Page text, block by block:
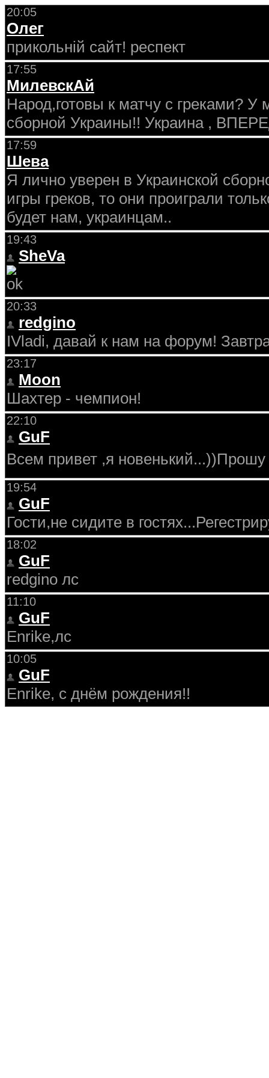
20:05
Олег
прикольній сайт! респект
17:55
МилевскАй
Народ,готовы к матчу с греками?
сборной Украины!! Украина ,
17:59
Шева
Я лично уверен в Украинской
игры греков, то они проиграли
будет нам, украинцам..
19:43
SheVa
20:33
redgino
IVladi, давай к нам на форум!
23:17
Moon
Шахтер - чемпион!
22:10
GuF
Всем привет ,я
19:54
GuF
Гости,не сидите в
18:02
GuF
redgino лс
11:10
GuF
Enrike,лс
10:05
GuF
Enrike, с днём рождения!!